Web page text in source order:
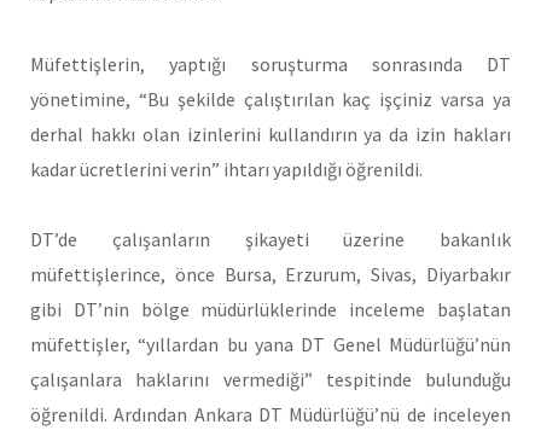
Müfettişlerin, yaptığı soruşturma sonrasında DT
yönetimine, “Bu şekilde çalıştırılan kaç işçiniz varsa ya
derhal hakkı olan izinlerini kullandırın ya da izin hakları
kadar ücretlerini verin” ihtarı yapıldığı öğrenildi.
DT’de çalışanların şikayeti üzerine bakanlık
müfettişlerince, önce Bursa, Erzurum, Sivas, Diyarbakır
gibi DT’nin bölge müdürlüklerinde inceleme başlatan
müfettişler, “yıllardan bu yana DT Genel Müdürlüğü’nün
çalışanlara haklarını vermediği” tespitinde bulunduğu
öğrenildi. Ardından Ankara DT Müdürlüğü’nü de inceleyen